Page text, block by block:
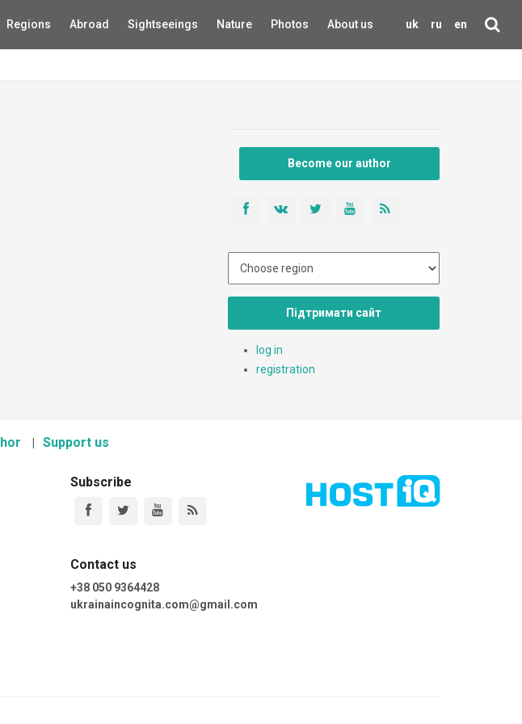
uk ru en
Regions Abroad Sightseeings Nature Photos About us
Become our author
Підтримати сайт
log in
registration
Support us
Subscribe
Contact us
+38 050 9364428
ukrainaincognita.com@gmail.com